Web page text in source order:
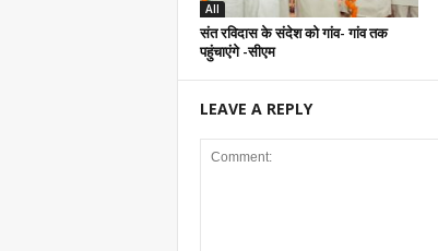
All
संत रविदास के संदेश को गांव- गांव तक
पहुंचाएंगे -सीएम
LEAVE A REPLY